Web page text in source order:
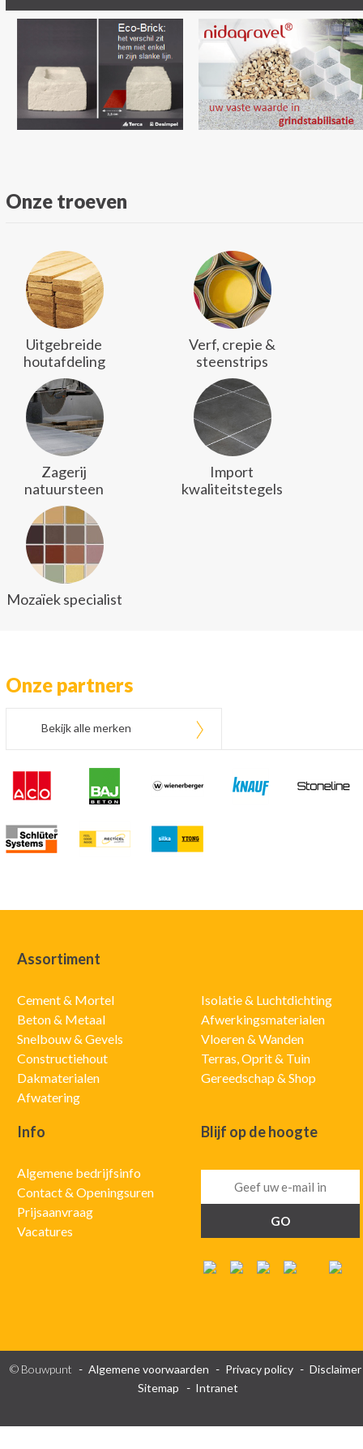
Onze troeven
Uitgebreide
houtafdeling
Verf, crepie &
steenstrips
Zagerij
natuursteen
Import
kwaliteitstegels
Mozaïek specialist
Onze partners
Bekijk alle merken
Assortiment
Cement & Mortel
Beton & Metaal
Snelbouw & Gevels
Constructiehout
Dakmaterialen
Afwatering
Isolatie & Luchtdichting
Afwerkingsmaterialen
Vloeren & Wanden
Terras, Oprit & Tuin
Gereedschap & Shop
Info
Algemene bedrijfsinfo
Contact & Openingsuren
Prijsaanvraag
Vacatures
Blijf op de hoogte
© Bouwpunt Algemene voorwaarden Privacy policy
Disclaimer
Sitemap
Intranet